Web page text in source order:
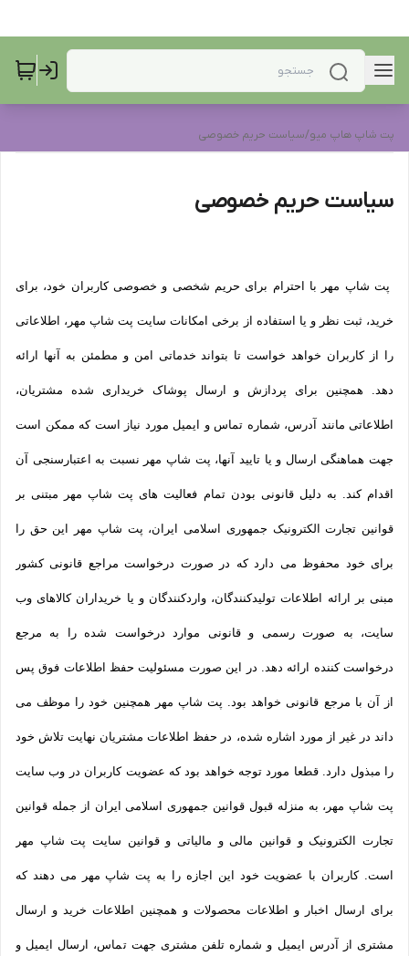
پت شاپ هاپ میو/سیاست حریم خصوصی
سیاست حریم خصوصی
پت شاپ مهر با احترام برای حریم شخصی و خصوصی کاربران خود، برای
خرید، ثبت نظر و یا استفاده از برخی امکانات سایت پت شاپ مهر، اطلاعاتی
را از کاربران خواهد خواست تا بتواند خدماتی امن و مطمئن به آنها ارائه
دهد. همچنین برای پردازش و ارسال پوشاک خریداری شده مشتریان،
اطلاعاتی مانند آدرس، شماره تماس و ایمیل مورد نیاز است که ممکن است
جهت هماهنگی ارسال و یا تایید آنها، پت شاپ مهر نسبت به اعتبارسنجی آن
اقدام کند. به دلیل قانونی بودن تمام فعالیت های پت شاپ مهر مبتنی بر
قوانین تجارت الکترونیک جمهوری اسلامی ایران، پت شاپ مهر این حق را
برای خود محفوظ می دارد که در صورت درخواست مراجع قانونی کشور
مبنی بر ارائه اطلاعات تولیدکنندگان، واردکنندگان و یا خریداران کالاهای وب
سایت، به صورت رسمی و قانونی موارد درخواست شده را به مرجع
درخواست کننده ارائه دهد. در این صورت مسئولیت حفظ اطلاعات فوق پس
از آن با مرجع قانونی خواهد بود. پت شاپ مهر همچنین خود را موظف می
داند در غیر از مورد اشاره شده، در حفظ اطلاعات مشتریان نهایت تلاش خود
را مبذول دارد. قطعا مورد توجه خواهد بود که عضویت کاربران در وب سایت
پت شاپ مهر، به منزله قبول قوانین جمهوری اسلامی ایران از جمله قوانین
تجارت الکترونیک و قوانین مالی و مالیاتی و قوانین سایت پت شاپ مهر
است. کاربران با عضویت خود این اجازه را به پت شاپ مهر می دهند که
برای ارسال اخبار و اطلاعات محصولات و همچنین اطلاعات خرید و ارسال
مشتری از آدرس ایمیل و شماره تلفن مشتری جهت تماس، ارسال ایمیل و